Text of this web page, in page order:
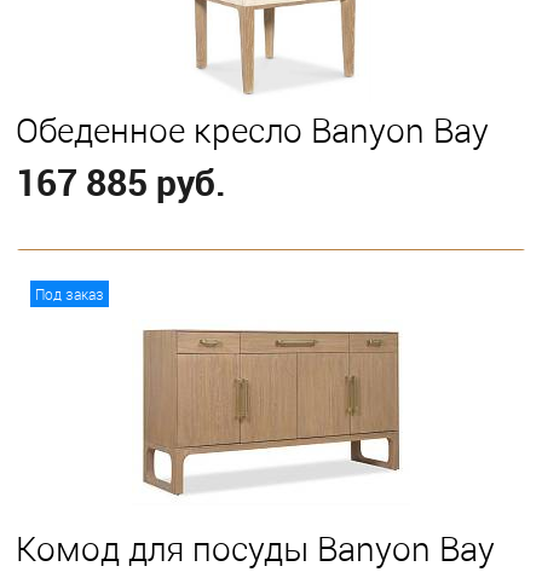
Обеденное кресло Banyon Bay
167 885 руб.
Под заказ
Комод для посуды Banyon Bay